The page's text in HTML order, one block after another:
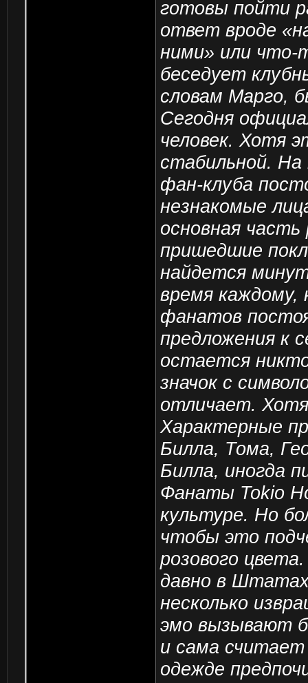
готовы пойти
ответ вроде
ними» или что-
беседует
словам Марго,
Сегодня
человек. Хотя
стабильной. На
фан-клуба
незнакомые
основная часть
пришедшие
найдется
время каждому,
фанатов
предложения к
остается
значок с
отличает.
Характерные
Билла, Тома,
Билла, иногда
Фанаты Tokio
культуре. Но
чтобы это
розового
давно в
несколько
эмо вызывают
и сама
одежде